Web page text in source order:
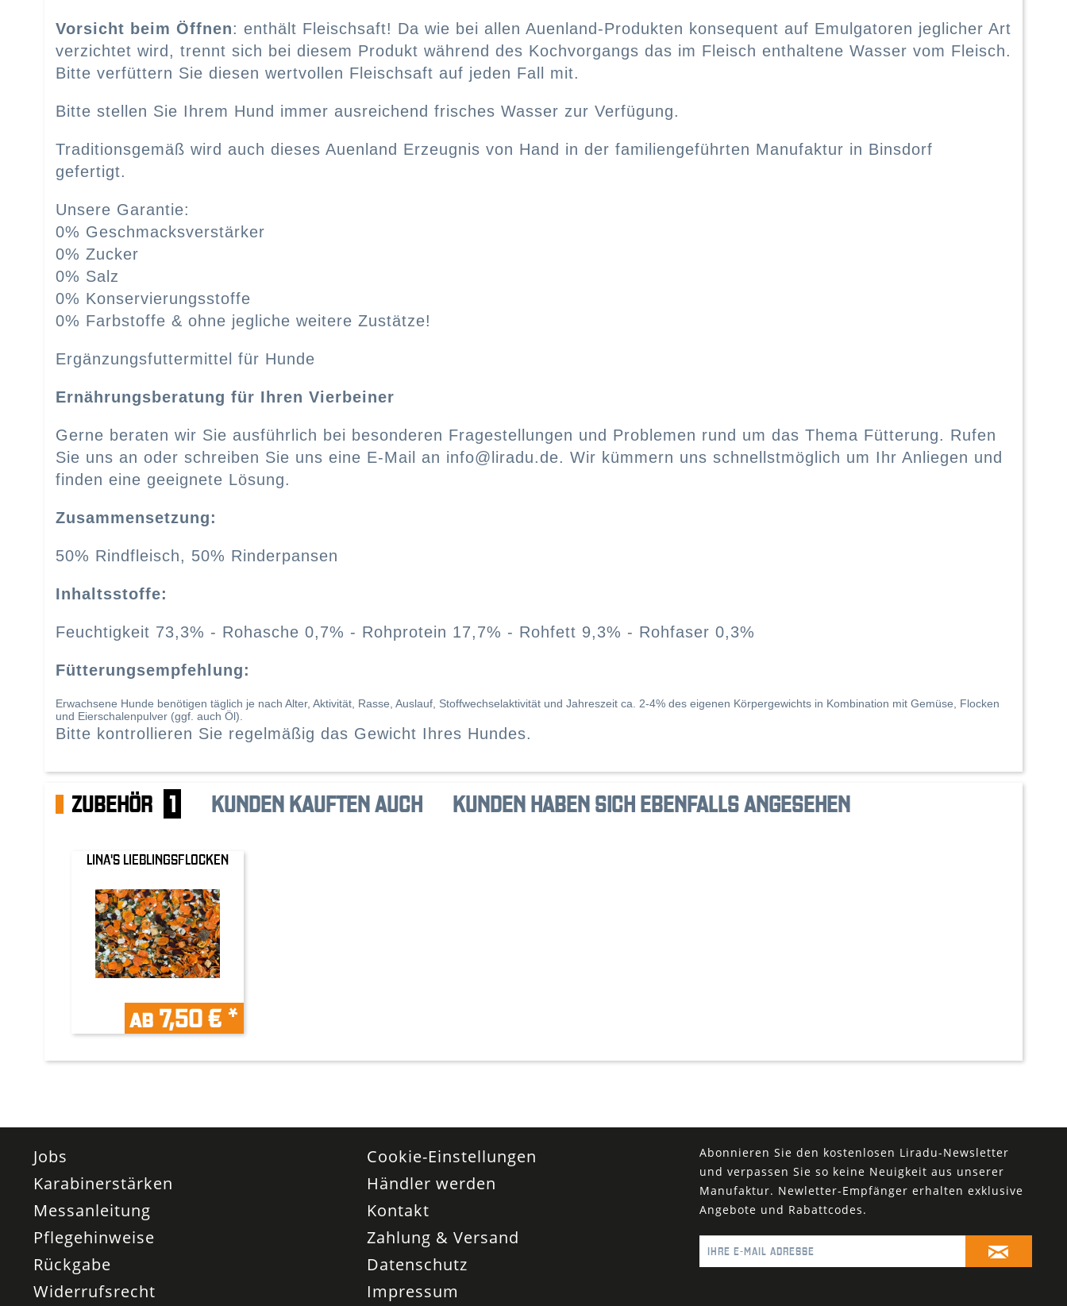
Vorsicht beim Öffnen: enthält Fleischsaft! Da wie bei allen Auenland-Produkten konsequent auf Emulgatoren jeglicher Art
verzichtet wird, trennt sich bei diesem Produkt während des Kochvorgangs das im Fleisch enthaltene Wasser vom Fleisch.
Bitte verfüttern Sie diesen wertvollen Fleischsaft auf jeden Fall mit.
Bitte stellen Sie Ihrem Hund immer ausreichend frisches Wasser zur Verfügung.
Traditionsgemäß wird auch dieses Auenland Erzeugnis von Hand in der familiengeführten Manufaktur in Binsdorf
gefertigt.
Unsere Garantie:
0% Geschmacksverstärker
0% Zucker
0% Salz
0% Konservierungsstoffe
0% Farbstoffe & ohne jegliche weitere Zustätze!
Ergänzungsfuttermittel für Hunde
Ernährungsberatung für Ihren Vierbeiner
Gerne beraten wir Sie ausführlich bei besonderen Fragestellungen und Problemen rund um das Thema Fütterung. Rufen
Sie uns an oder schreiben Sie uns eine E-Mail an info@liradu.de. Wir kümmern uns schnellstmöglich um Ihr Anliegen und
finden eine geeignete Lösung.
Zusammensetzung:
50% Rindfleisch, 50% Rinderpansen
Inhaltsstoffe:
Feuchtigkeit 73,3% - Rohasche 0,7% - Rohprotein 17,7% - Rohfett 9,3% - Rohfaser 0,3%
Fütterungsempfehlung:
Erwachsene Hunde benötigen täglich je nach Alter, Aktivität, Rasse, Auslauf, Stoffwechselaktivität und Jahreszeit ca. 2-4% des eigenen Körpergewichts in Kombination mit Gemüse, Flocken
und Eierschalenpulver (ggf. auch Öl).
Bitte kontrollieren Sie regelmäßig das Gewicht Ihres Hundes.
ZUBEHÖR 1 KUNDEN KAUFTEN AUCH KUNDEN HABEN SICH EBENFALLS ANGESEHEN
LINA'S LIEBLINGSFLOCKEN
ab 7,50 € *
Jobs
Karabinerstärken
Messanleitung
Pflegehinweise
Rückgabe
Widerrufsrecht
Cookie-Einstellungen
Händler werden
Kontakt
Zahlung & Versand
Datenschutz
Impressum
Abonnieren Sie den kostenlosen Liradu-Newsletter
und verpassen Sie so keine Neuigkeit aus unserer
Manufaktur. Newletter-Empfänger erhalten exklusive
Angebote und Rabattcodes.